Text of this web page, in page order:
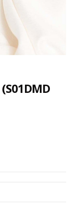
(S01DMD